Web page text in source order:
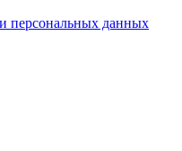
персональных данных